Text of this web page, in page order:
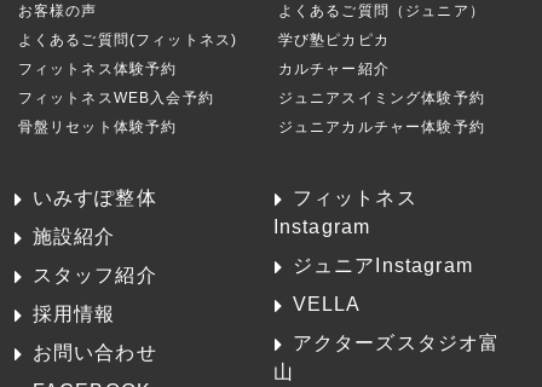
お客様の声
よくあるご質問(フィットネス)
フィットネス体験予約
フィットネスWEB入会予約
骨盤リセット体験予約
よくあるご質問（ジュニア）
学び塾ピカピカ
カルチャー紹介
ジュニアスイミング体験予約
ジュニアカルチャー体験予約
いみすぽ整体
施設紹介
スタッフ紹介
採用情報
お問い合わせ
フィットネス
Instagram
ジュニアInstagram
VELLA
アクターズスタジオ富
山